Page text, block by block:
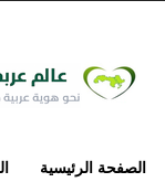
الصفحة الرئيسية